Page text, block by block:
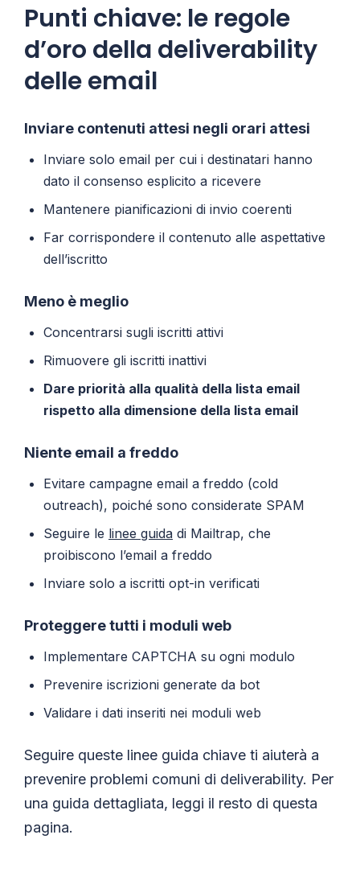
Punti chiave: le regole
d’oro della deliverability
delle email
Inviare contenuti attesi negli orari attesi
Inviare solo email per cui i destinatari hanno
dato il consenso esplicito a ricevere
Mantenere pianificazioni di invio coerenti
Far corrispondere il contenuto alle aspettative
dell’iscritto
Meno è meglio
Concentrarsi sugli iscritti attivi
Rimuovere gli iscritti inattivi
Dare priorità alla qualità della lista email
rispetto alla dimensione della lista email
Niente email a freddo
Evitare campagne email a freddo (cold
outreach), poiché sono considerate SPAM
Seguire le linee guida di Mailtrap, che
proibiscono l’email a freddo
Inviare solo a iscritti opt-in verificati
Proteggere tutti i moduli web
Implementare CAPTCHA su ogni modulo
Prevenire iscrizioni generate da bot
Validare i dati inseriti nei moduli web
Seguire queste linee guida chiave ti aiuterà a
prevenire problemi comuni di deliverability. Per
una guida dettagliata, leggi il resto di questa
pagina.